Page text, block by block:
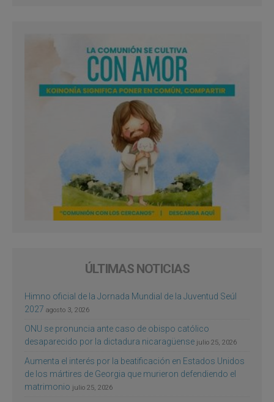
ÚLTIMAS NOTICIAS
Himno oficial de la Jornada Mundial de la Juventud Seúl
2027 agosto 3, 2026
ONU se pronuncia ante caso de obispo católico
desaparecido por la dictadura nicaragüense julio 25, 2026
Aumenta el interés por la beatificación en Estados Unidos
de los mártires de Georgia que murieron defendiendo el
matrimonio julio 25, 2026